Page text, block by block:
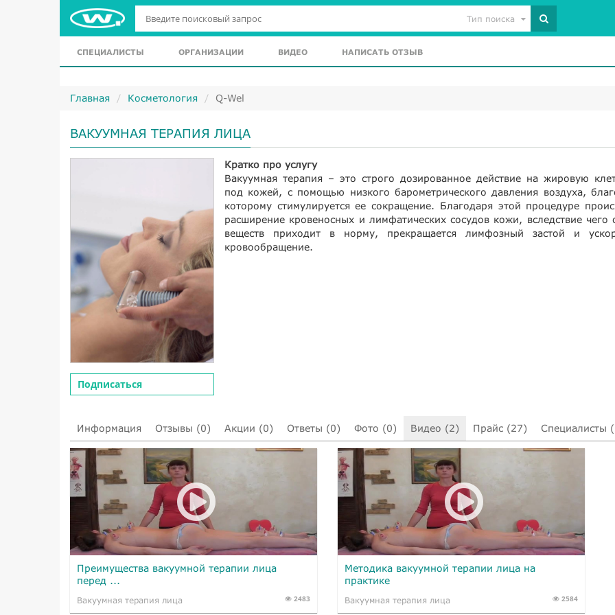
Тип поиска
СПЕЦИАЛИСТЫ ОРГАНИЗАЦИИ ВИДЕО НАПИСАТЬ ОТЗЫВ
Главная Косметология Q-Wel
ВАКУУМНАЯ ТЕРАПИЯ ЛИЦА
Подписаться
Кратко про услугу
Вакуумная терапия – это строго дозированное действие на жировую
под кожей, с помощью низкого барометрического давления воздуха,
которому стимулируется ее сокращение. Благодаря этой процедуре
расширение кровеносных и лимфатических сосудов кожи, вследствие чего
веществ приходит в норму, прекращается лимфозный застой и
кровообращение.
Информация Отзывы (0) Акции (0) Ответы (0) Фото (0) Видео (2) Прайс (27) Специалисты
Преимущества вакуумной терапии лица
перед ...
Вакуумная терапия лица 2483
Методика вакуумной терапии лица на
практике
Вакуумная терапия лица 2584